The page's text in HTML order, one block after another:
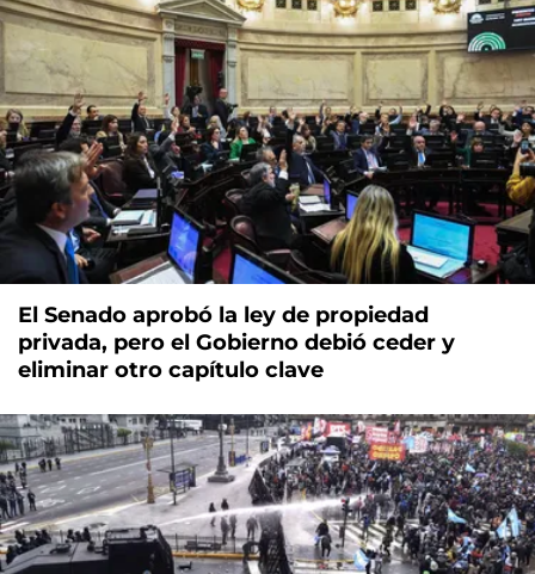
El Senado aprobó la ley de propiedad
privada, pero el Gobierno debió ceder y
eliminar otro capítulo clave